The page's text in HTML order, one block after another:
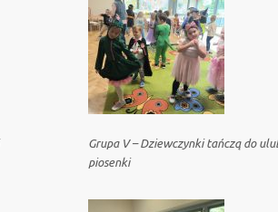
Grupa V – Dziewczynki tańczą do
piosenki